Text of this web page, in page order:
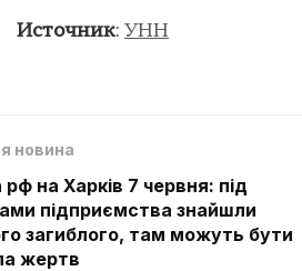
Источник: УНН
новина
на Харків 7 червня: під
підприємства знайшли
загиблого, там можуть бути
жертв